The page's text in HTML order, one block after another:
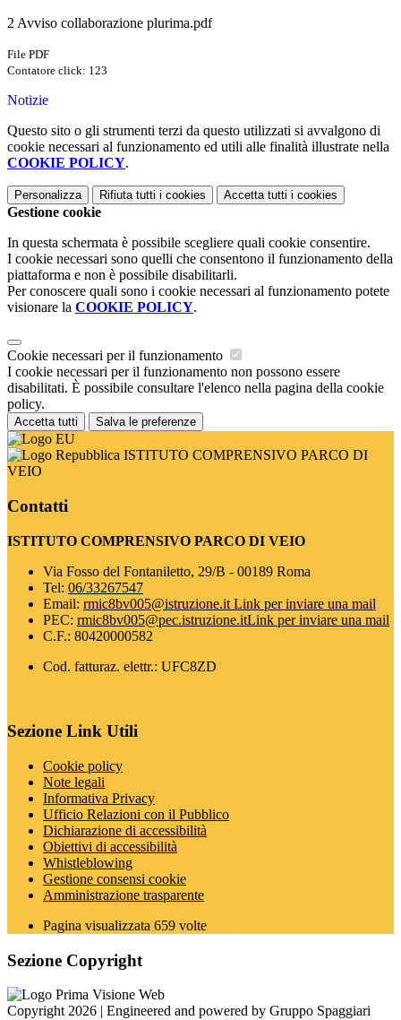
2 Avviso collaborazione plurima.pdf
File PDF
Contatore click: 123
Notizie
Questo sito o gli strumenti terzi da questo utilizzati si avvalgono di
cookie necessari al funzionamento ed utili alle finalità illustrate nella
COOKIE POLICY.
Personalizza Rifiuta tutti i cookies Accetta tutti i cookies
Gestione cookie
In questa schermata è possibile scegliere quali cookie consentire.
I cookie necessari sono quelli che consentono il funzionamento della
piattaforma e non è possibile disabilitarli.
Per conoscere quali sono i cookie necessari al funzionamento potete
visionare la COOKIE POLICY.
Cookie necessari per il funzionamento
I cookie necessari per il funzionamento non possono essere
disabilitati. È possibile consultare l'elenco nella pagina della cookie
policy.
Accetta tutti Salva le preferenze
ISTITUTO COMPRENSIVO PARCO DI
VEIO
Contatti
ISTITUTO COMPRENSIVO PARCO DI VEIO
Via Fosso del Fontaniletto, 29/B - 00189 Roma
Tel: 06/33267547
Email: rmic8bv005@istruzione.it Link per inviare una mail
PEC: rmic8bv005@pec.istruzione.itLink per inviare una mail
C.F.: 80420000582
Cod. fatturaz. elettr.: UFC8ZD
Sezione Link Utili
Cookie policy
Note legali
Informativa Privacy
Ufficio Relazioni con il Pubblico
Dichiarazione di accessibilità
Obiettivi di accessibilità
Whistleblowing
Gestione consensi cookie
Amministrazione trasparente
Pagina visualizzata 659 volte
Sezione Copyright
Copyright 2026 | Engineered and powered by Gruppo Spaggiari